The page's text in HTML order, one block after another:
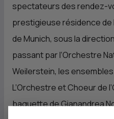
spectateurs des rendez-
prestigieuse résidence de
de Munich, sous la
passant par l’Orchestre
Weilerstein, les
L’Orchestre et Choeur de
baguette de Gianandrea